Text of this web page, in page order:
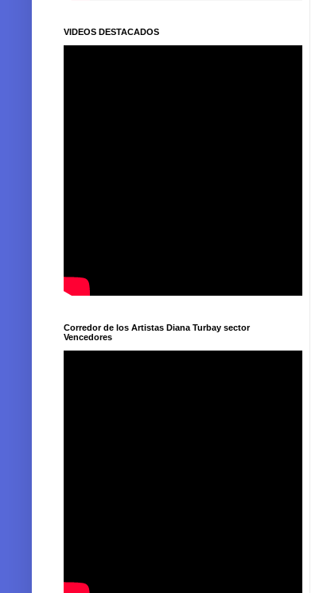
VIDEOS DESTACADOS
Corredor de los Artistas Diana Turbay sector
Vencedores